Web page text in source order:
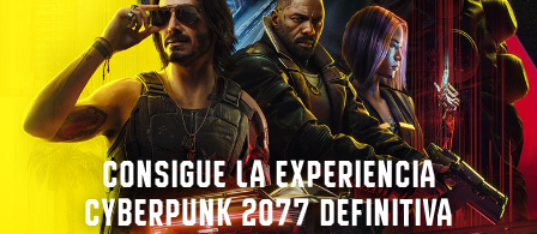
CONSIGUE LA EXPERIENCIA
CYBERPUNK 2077 DEFINITIVA